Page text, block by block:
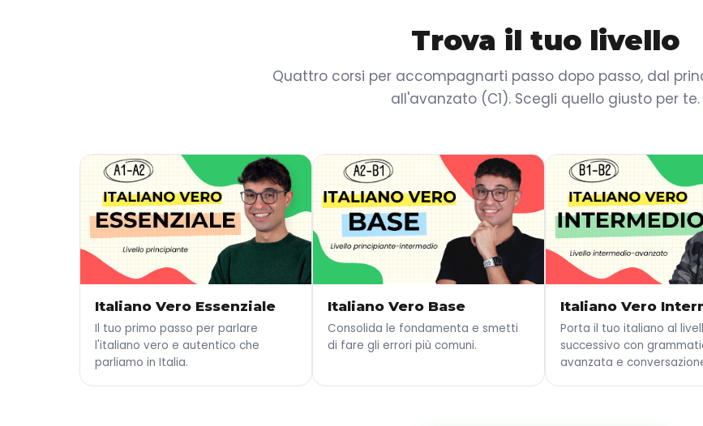
Trova il tuo livello
Quattro corsi per accompagnarti passo dopo passo, dal
all'avanzato (C1). Scegli quello giusto per te.
Italiano Vero Essenziale
Il tuo primo passo per parlare
l'italiano vero e autentico che
parliamo in Italia.
Italiano Vero Base
Consolida le fondamenta e smetti
di fare gli errori più comuni.
Italiano Vero
Porta il tuo italiano al
successivo con
avanzata e